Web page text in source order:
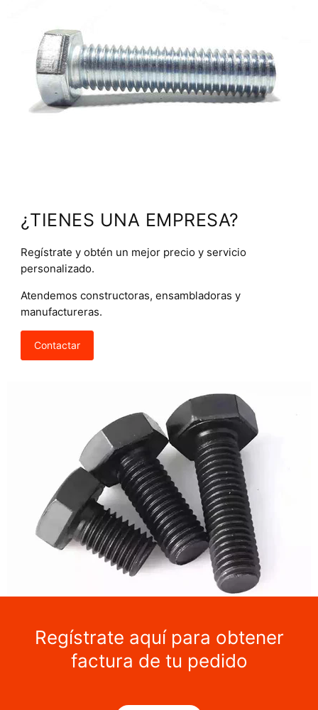
¿TIENES UNA EMPRESA?
Regístrate y obtén un mejor precio y servicio
personalizado.
Atendemos constructoras, ensambladoras y
manufactureras.
Contactar
Regístrate aquí para obtener
factura de tu pedido